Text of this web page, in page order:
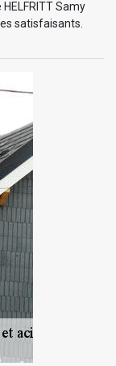
Samy
satisfaisants.